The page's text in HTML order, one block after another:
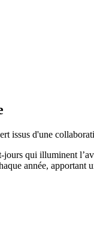
issus d'une
jours qui illuminent
année,